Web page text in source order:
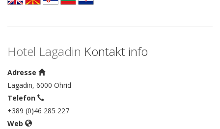
Hotel Lagadin Kontakt info
Adresse
Lagadin, 6000 Ohrid
Telefon
+389 (0)46 285 227
Web